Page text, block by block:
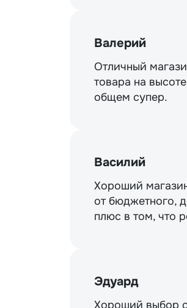
Валерий
Отличный
товара на
общем супер.
Василий
Хороший
от бюджетного,
плюс в том, что
Эдуард
Хороший выбор